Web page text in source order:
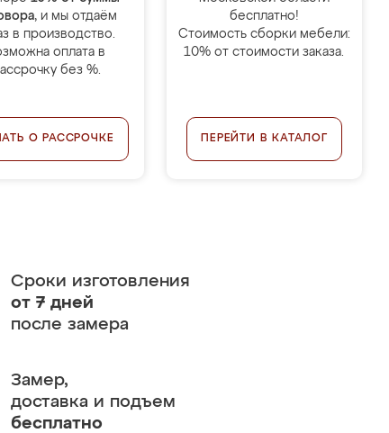
, и мы отдаём
в производство.
оплата в
без %.
О РАССРОЧКЕ
бесплатно!
Стоимость сборки мебели:
10% от стоимости заказа.
ПЕРЕЙТИ В КАТАЛОГ
Сроки изготовления
от 7 дней
после замера
Замер,
доставка и подъем
бесплатно